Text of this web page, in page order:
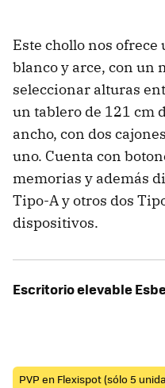
Este chollo nos
blanco y arce, con un
seleccionar alturas
un tablero de 121 cm
ancho, con dos
uno. Cuenta con
memorias y además
Tipo-A y otros dos
dispositivos.
Escritorio elevable
PVP en Flexispot (sólo 5